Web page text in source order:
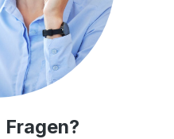
Fragen?